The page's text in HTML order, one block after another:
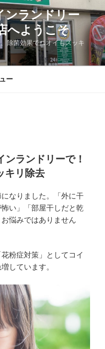
ンランドリー
へようこそ
除菌効果でニオイもスッキ
ー
ランドリーで！
キリ除去
なりました。「外に干
い」「部屋干しだと乾
悩みではありません
粉症対策」としてコイ
しています。